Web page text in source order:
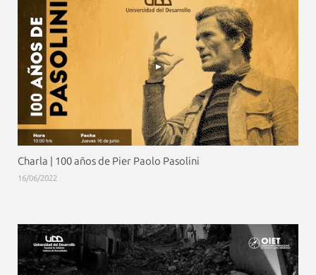
Charla | 100 años de Pier Paolo Pasolini
16/06/2022